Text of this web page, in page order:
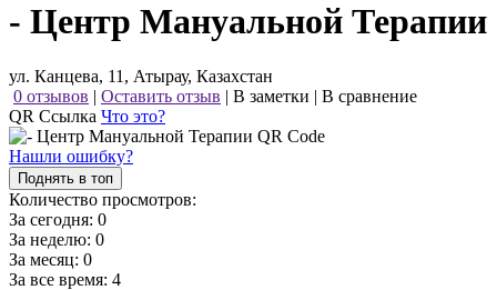
- Центр Мануальной Терапии
ул. Канцева, 11, Атырау, Казахстан
0 отзывов | Оставить отзыв | В заметки | В сравнение
QR Ссылка Что это?
Нашли ошибку?
Поднять в топ
Количество просмотров:
За сегодня: 0
За неделю: 0
За месяц: 0
За все время: 4